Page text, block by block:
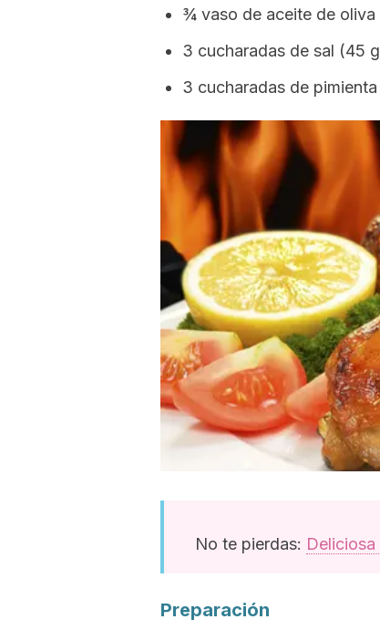
¾ vaso de aceite de oliva
3 cucharadas de sal (45
3 cucharadas de
No te pierdas:
Preparación